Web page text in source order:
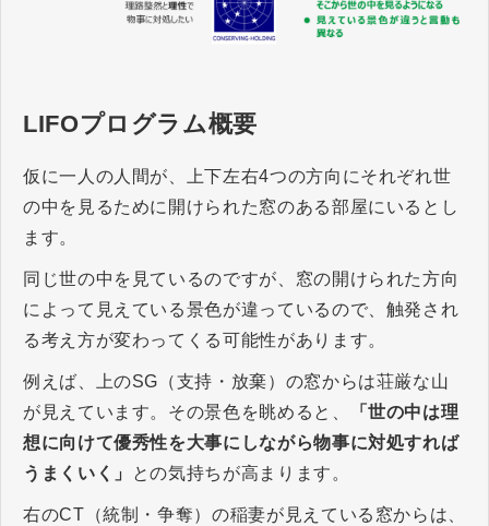
LIFOプログラム概要
仮に一人の人間が、上下左右4つの方向にそれぞれ世
の中を見るために開けられた窓のある部屋にいるとし
ます。
同じ世の中を見ているのですが、窓の開けられた方向
によって見えている景色が違っているので、触発され
る考え方が変わってくる可能性があります。
例えば、上のSG（支持・放棄）の窓からは荘厳な山
が見えています。その景色を眺めると、
「世の中は理
想に向けて優秀性を大事にしながら物事に対処すれば
うまくいく」
との気持ちが高まります。
右のCT（統制・争奪）の稲妻が見えている窓からは、